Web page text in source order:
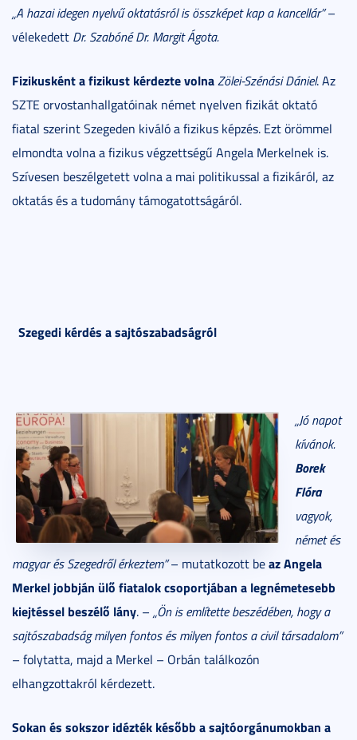
„A hazai idegen nyelvű oktatásról is összképet kap a kancellár”–
vélekedett Dr. Szabóné Dr. Margit Ágota.
Fizikusként a fizikust kérdezte volnaZölei-Szénási Dániel. Az
SZTE orvostanhallgatóinak német nyelven fizikát oktató
fiatal szerint Szegeden kiváló a fizikus képzés. Ezt örömmel
elmondta volna a fizikus végzettségű Angela Merkelnek is.
Szívesen beszélgetett volna a mai politikussal a fizikáról, az
oktatás és a tudomány támogatottságáról.
Szegedi kérdés a sajtószabadságról
„Jó napot
kívánok.
Borek
Flóra
vagyok,
német és
magyar és Szegedről érkeztem”– mutatkozott beaz Angela
Merkel jobbján ülő fiatalok csoportjában a legnémetesebb
kiejtéssel beszélő lány. – „Ön is említette beszédében, hogy a
sajtószabadság milyen fontos és milyen fontos a civil társadalom”
– folytatta, majd a Merkel – Orbán találkozón
elhangzottakról kérdezett.
Sokan és sokszor idézték később a sajtóorgánumokban a